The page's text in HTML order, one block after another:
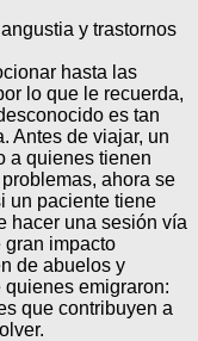
y trastornos
hasta las
lo que le recuerda,
es tan
Antes de viajar, un
a quienes tienen
ahora se
un paciente tiene
hacer una sesión vía
gran impacto
de abuelos y
emigraron:
que contribuyen a